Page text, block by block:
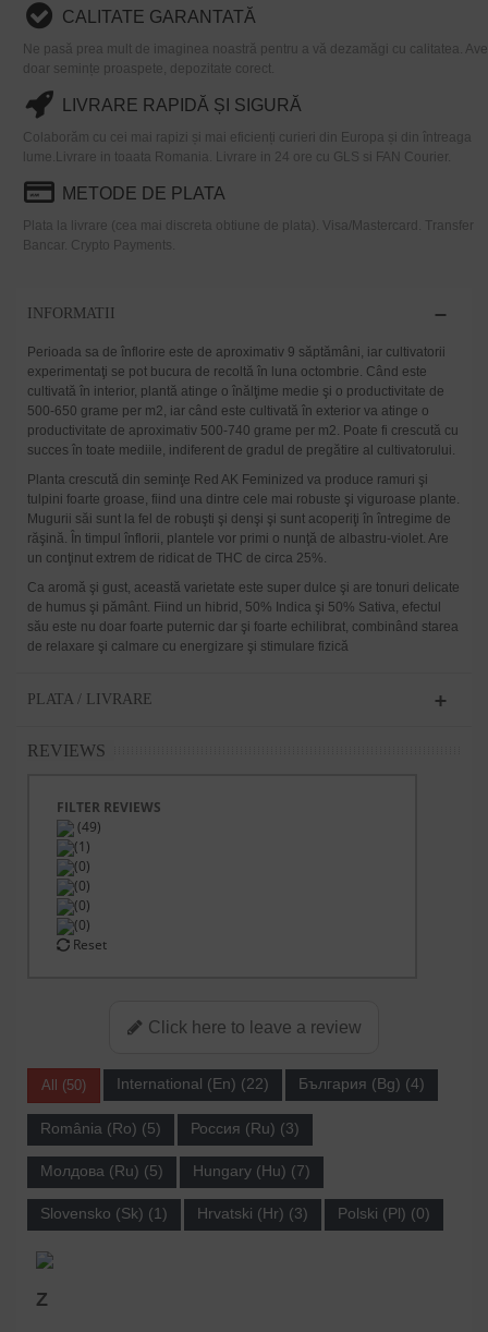
CALITATE GARANTATĂ
Ne pasă prea mult de imaginea noastră pentru a vă dezamăgi cu calitatea.
doar semințe proaspete, depozitate corect.
LIVRARE RAPIDĂ ȘI SIGURĂ
Colaborăm cu cei mai rapizi și mai eficienți curieri din Europa și din întreaga
lume.Livrare in toaata Romania. Livrare in 24 ore cu GLS si FAN Courier.
METODE DE PLATA
Plata la livrare (cea mai discreta obtiune de plata). Visa/Mastercard. Transfer
Bancar. Crypto Payments.
INFORMATII
Perioada sa de înflorire este de aproximativ 9 săptămâni, iar cultivatorii
experimentaţi se pot bucura de recoltă în luna octombrie. Când este
cultivată în interior, plantă atinge o înălţime medie şi o productivitate de
500-650 grame per m2, iar când este cultivată în exterior va atinge o
productivitate de aproximativ 500-740 grame per m2. Poate fi crescută cu
succes în toate mediile, indiferent de gradul de pregătire al cultivatorului.
Planta crescută din seminţe Red AK Feminized va produce ramuri şi
tulpini foarte groase, fiind una dintre cele mai robuste şi viguroase plante.
Mugurii săi sunt la fel de robuşti şi denşi şi sunt acoperiţi în întregime de
răşină. În timpul înflorii, plantele vor primi o nunţă de albastru-violet. Are
un conţinut extrem de ridicat de THC de circa 25%.
Ca aromă şi gust, această varietate este super dulce şi are tonuri delicate
de humus şi pământ. Fiind un hibrid, 50% Indica şi 50% Sativa, efectul
său este nu doar foarte puternic dar şi foarte echilibrat, combinând starea
de relaxare şi calmare cu energizare şi stimulare fizică
PLATA / LIVRARE
REVIEWS
FILTER REVIEWS
(49)
(1)
(0)
(0)
(0)
(0)
Reset
Click here to leave a review
All (50) International (En) (22) България (Bg) (4)
România (Ro) (5) Россия (Ru) (3)
Молдова (Ru) (5) Hungary (Hu) (7)
Slovensko (Sk) (1) Hrvatski (Hr) (3) Polski (Pl) (0)
Z